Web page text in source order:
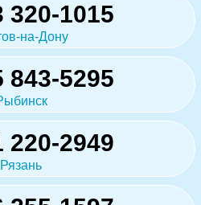
320-1015
на-Дону
843-5295
220-2949
Рязань